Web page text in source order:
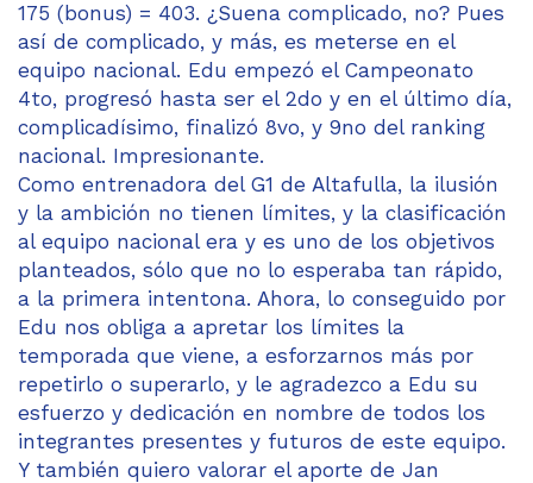
175 (bonus) = 403. ¿Suena complicado, no? Pues
así de complicado, y más, es meterse en el
equipo nacional. Edu empezó el Campeonato
4to, progresó hasta ser el 2do y en el último día,
complicadísimo, finalizó 8vo, y 9no del ranking
nacional. Impresionante.
Como entrenadora del G1 de Altafulla, la ilusión
y la ambición no tienen límites, y la clasificación
al equipo nacional era y es uno de los objetivos
planteados, sólo que no lo esperaba tan rápido,
a la primera intentona. Ahora, lo conseguido por
Edu nos obliga a apretar los límites la
temporada que viene, a esforzarnos más por
repetirlo o superarlo, y le agradezco a Edu su
esfuerzo y dedicación en nombre de todos los
integrantes presentes y futuros de este equipo.
Y también quiero valorar el aporte de Jan